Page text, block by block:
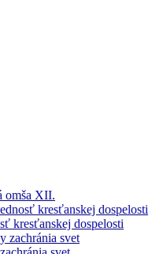
omša XII.
kresťanskej dospelosti
kresťanskej dospelosti
zachránia svet